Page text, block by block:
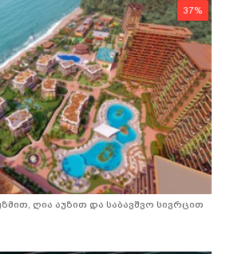
37%
ღია აუზით და საბავშვო სივრცით